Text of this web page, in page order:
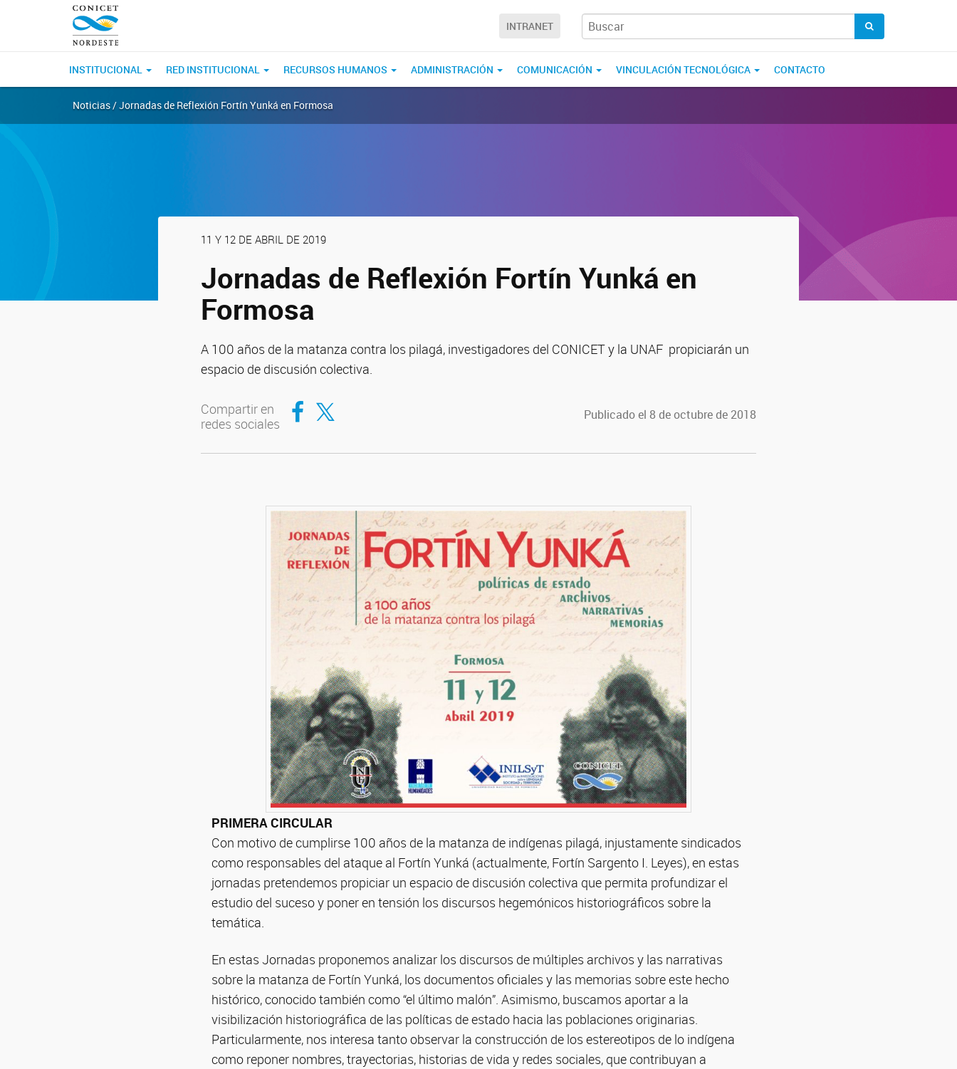
INTRANET
INSTITUCIONAL RED INSTITUCIONAL RECURSOS HUMANOS ADMINISTRACIÓN COMUNICACIÓN VINCULACIÓN TECNOLÓGICA CONTACTO
Noticias / Jornadas de Reflexión Fortín Yunká en Formosa
11 Y 12 DE ABRIL DE 2019
Jornadas de Reflexión Fortín Yunká en
Formosa
A 100 años de la matanza contra los pilagá, investigadores del CONICET y la UNAF propiciarán un
espacio de discusión colectiva.
Compartir en
redes sociales
Compartir en Facebook
Compartir en Twitter Publicado el 8 de octubre de 2018
PRIMERA CIRCULAR
Con motivo de cumplirse 100 años de la matanza de indígenas pilagá, injustamente sindicados
como responsables del ataque al Fortín Yunká (actualmente, Fortín Sargento I. Leyes), en estas
jornadas pretendemos propiciar un espacio de discusión colectiva que permita profundizar el
estudio del suceso y poner en tensión los discursos hegemónicos historiográficos sobre la
temática.
En estas Jornadas proponemos analizar los discursos de múltiples archivos y las narrativas
sobre la matanza de Fortín Yunká, los documentos oficiales y las memorias sobre este hecho
histórico, conocido también como “el último malón”. Asimismo, buscamos aportar a la
visibilización historiográfica de las políticas de estado hacia las poblaciones originarias.
Particularmente, nos interesa tanto observar la construcción de los estereotipos de lo indígena
como reponer nombres, trayectorias, historias de vida y redes sociales, que contribuyan a